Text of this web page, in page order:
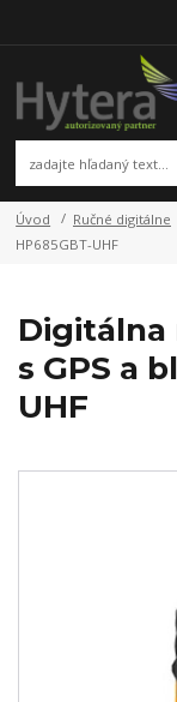
Úvod Ručné digitálne
HP685GBT-UHF
Digitálna
s GPS a
UHF